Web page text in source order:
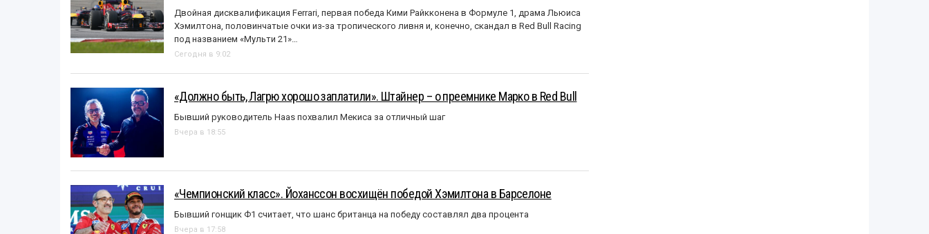
Двойная дисквалификация Ferrari, первая победа Кими Райкконена в Формуле 1, драма Льюиса
Хэмилтона, половинчатые очки из-за тропического ливня и, конечно, скандал в Red Bull Racing
под названием «Mульти 21»…
Сегодня в 9:02
«Должно быть, Лагрю хорошо заплатили». Штайнер – о преемнике Марко в Red Bull
Бывший руководитель Haas похвалил Мекиса за отличный шаг
Вчера в 18:55
«Чемпионский класс». Йоханссон восхищён победой Хэмилтона в Барселоне
Бывший гонщик Ф1 считает, что шанс британца на победу составлял два процента
Вчера в 17:58